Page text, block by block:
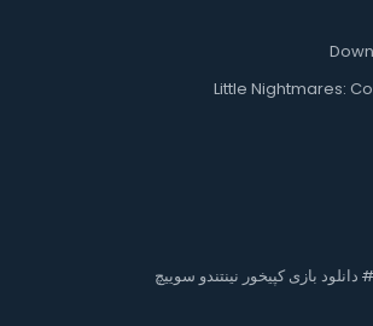
Little Nightmares:
# دانلود بازی کپیخور نینتندو سوییچ